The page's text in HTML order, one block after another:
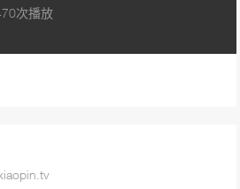
次播放
次播放